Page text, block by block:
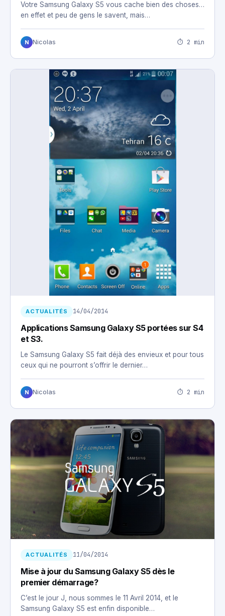
Votre Samsung Galaxy S5 vous cache bien des choses…
en effet et peu de gens le savent, mais…
N Nicolas ⏱ 2 min
ACTUALITÉS 14/04/2014
Applications Samsung Galaxy S5 portées sur S4
et S3.
Le Samsung Galaxy S5 fait déjà des envieux et pour tous
ceux qui ne pourront s’offrir le dernier…
N Nicolas ⏱ 2 min
ACTUALITÉS 11/04/2014
Mise à jour du Samsung Galaxy S5 dès le
premier démarrage?
C’est le jour J, nous sommes le 11 Avril 2014, et le
Samsung Galaxy S5 est enfin disponible…